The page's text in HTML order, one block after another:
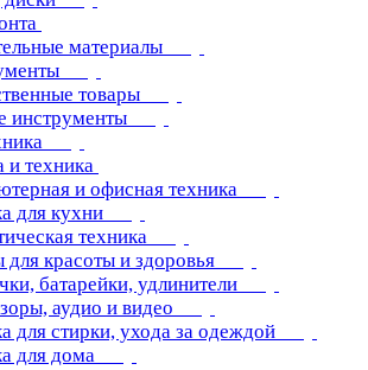
материалы
товары
инструменты
и техника
и офисная техника
для кухни
техника
для красоты и здоровья
батарейки, удлинители
аудио и видео
для стирки, ухода за одеждой
для дома